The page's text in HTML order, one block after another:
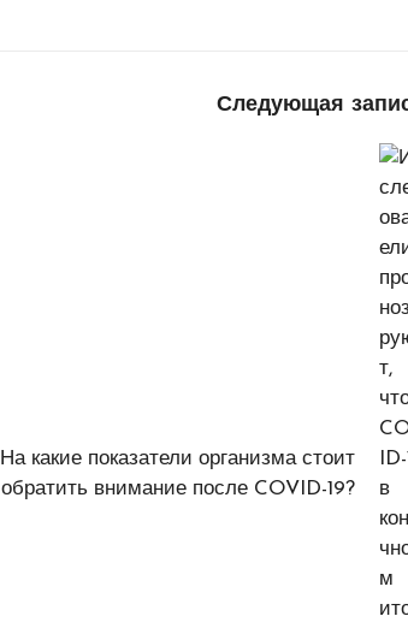
Следующая
На какие показатели организма стоит
обратить внимание после COVID-19?